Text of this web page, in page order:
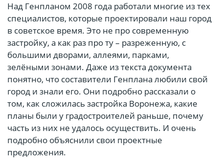
Над Генпланом 2008 года работали многие из тех
специалистов, которые проектировали наш город
в советское время. Это не про современную
застройку, а как раз про ту – разреженную, с
большими дворами, аллеями, парками,
зелёными зонами. Даже из текста документа
понятно, что составители Генплана любили свой
город и знали его. Они подробно рассказали о
том, как сложилась застройка Воронежа, какие
планы были у градостроителей раньше, почему
часть из них не удалось осуществить. И очень
подробно объяснили свои проектные
предложения.